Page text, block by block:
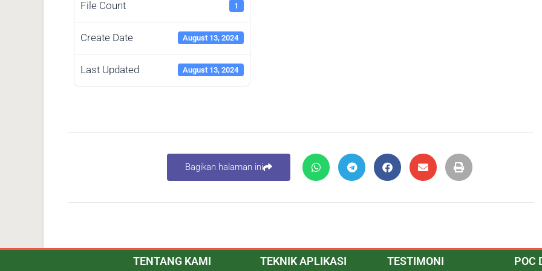
File Count 1
Create Date August 13, 2024
Last Updated August 13, 2024
Bagikan halaman ini
TENTANG KAMI TEKNIK APLIKASI TESTIMONI POC